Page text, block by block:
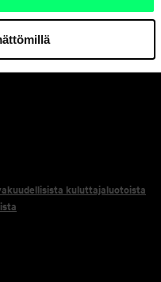
kuluttajaluotoista